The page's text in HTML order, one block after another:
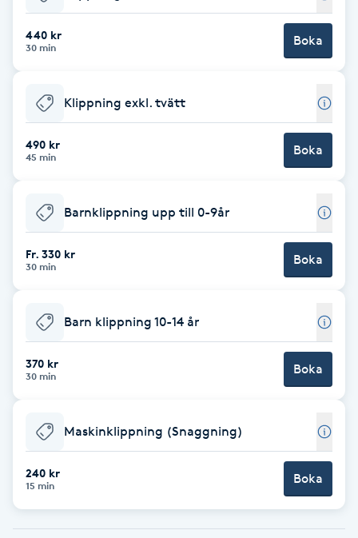
Babylights
Balayage
Barber
Barnklippning
BIAB
Blowout
Bottenfärg
Brynfärgning
Brynplockning
440 kr
30 min Boka
Klippning exkl. tvätt
490 kr
45 min Boka
Barnklippning upp till 0-9år
Fr. 330 kr
30 min Boka
Barn klippning 10-14 år
370 kr
30 min Boka
Maskinklippning (Snaggning)
240 kr
15 min Boka